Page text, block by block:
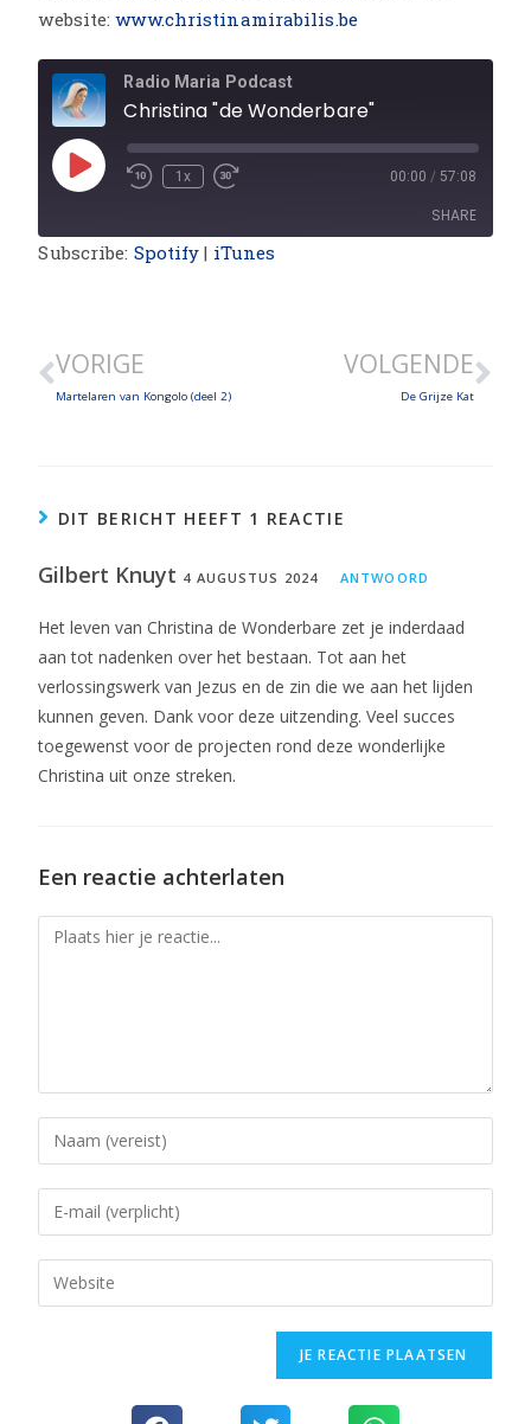
website: www.christinamirabilis.be
Radio Maria Podcast
Christina "de Wonderbare"
1x 00:00 / 57:08
SHARE
Subscribe: Spotify | iTunes
VORIGE
Martelaren van Kongolo (deel 2)
VOLGENDE
De Grijze Kat
DIT BERICHT HEEFT 1 REACTIE
Gilbert Knuyt 4 AUGUSTUS 2024 ANTWOORD
Het leven van Christina de Wonderbare zet je inderdaad
aan tot nadenken over het bestaan. Tot aan het
verlossingswerk van Jezus en de zin die we aan het lijden
kunnen geven. Dank voor deze uitzending. Veel succes
toegewenst voor de projecten rond deze wonderlijke
Christina uit onze streken.
Een reactie achterlaten